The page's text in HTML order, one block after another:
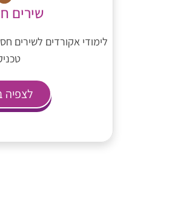
שירים
לימודי אקורדים לשירים
לצפיה